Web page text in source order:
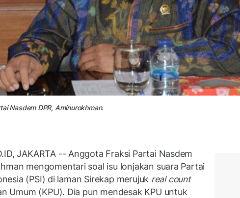
Nasdem DPR, Aminurokhman.
JAKARTA -- Anggota Fraksi Partai Nasdem
mengomentari soal isu lonjakan suara Partai
(PSI) di laman Sirekap merujuk real count
Umum (KPU). Dia pun mendesak KPU untuk